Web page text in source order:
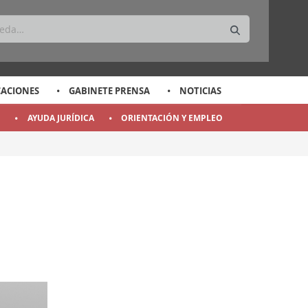
GABINETE PRENSA NOTICIAS
AYUDA JURÍDICA ORIENTACIÓN Y EMPLEO